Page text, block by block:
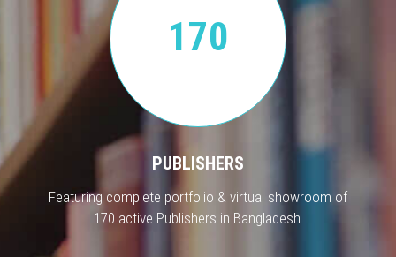
170
PUBLISHERS
Featuring complete portfolio & virtual showroom of
170 active Publishers in Bangladesh.